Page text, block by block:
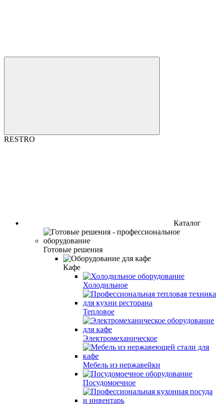
RESTRO
Каталог
Готовые решения
Кафе
Холодильное
Тепловое
Электромеханическое
Мебель из нержавейки
Посудомоечное